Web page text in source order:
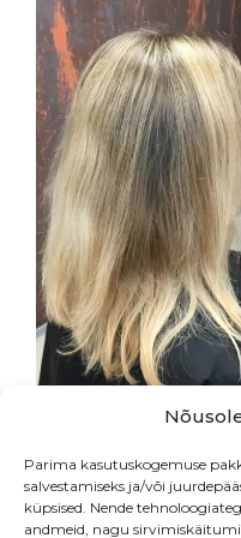
Parima kasutuskogemuse
salvestamiseks ja/või
küpsised. Nende
andmeid, nagu